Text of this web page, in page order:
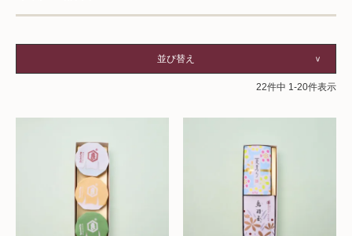
並び替え
22件中 1-20件表示